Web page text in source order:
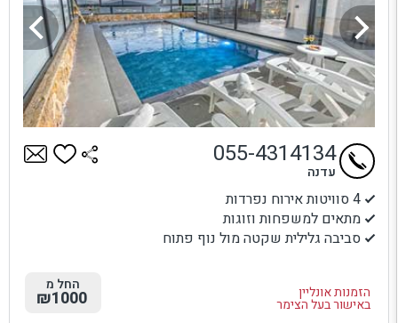
4 סוויטות אירוח נפרדות
מתאים למשפחות וזוגות
סביבה גלילית שקטה מול נוף פתוח
הזמנות אונליין
באישור בעל הצימר
055-4314134
עדנה
החל מ
₪1000